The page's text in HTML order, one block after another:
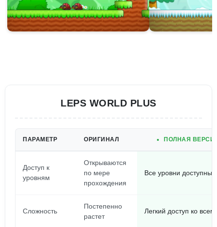
LEPS WORLD PLUS
ПАРАМЕТР ОРИГИНАЛ ПОЛНАЯ
Доступ к
уровням
Открываются
по мере
прохождения
Все уровни доступны
Сложность
Постепенно
растет
Легкий доступ ко